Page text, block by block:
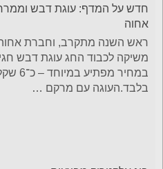
חדש על המדף: עוגת דבש
אחוה
ראש השנה מתקרב, וחברת
משיקה לכבוד החג עוגת דבש
במחיר מפתיע
בלבד.העוגה עם מרקם …